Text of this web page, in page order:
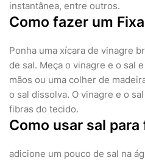
instantânea, entre outros.
Como fazer um
Ponha uma xícara de vinagre
de sal. Meça o vinagre e o sal
mãos ou uma colher de
o sal dissolva. O vinagre e o
fibras do tecido.
Como usar sal
adicione um pouco de sal na